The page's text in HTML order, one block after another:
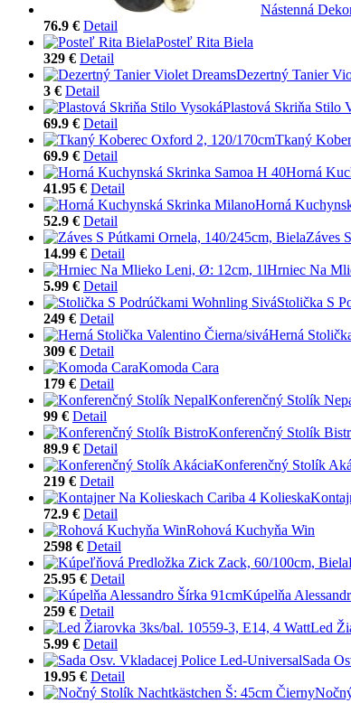
Nástenná
76.9 € Detail
Posteľ Rita Biela
329 € Detail
Dezertný Tanier
3 € Detail
Plastová Skriňa Stilo
69.9 € Detail
Tkaný
69.9 € Detail
Horná
41.95 € Detail
Horná
52.9 € Detail
Záves
14.99 € Detail
Hrniec Na
5.99 € Detail
Stolička S
249 € Detail
Herná
309 € Detail
Komoda Cara
179 € Detail
Konferenčný Stolík
99 € Detail
Konferenčný Stolík
89.9 € Detail
Konferenčný Stolík
219 € Detail
72.9 € Detail
Rohová Kuchyňa Win
2598 € Detail
25.95 € Detail
Kúpelňa
259 € Detail
Led
5.99 € Detail
Sada
19.95 € Detail